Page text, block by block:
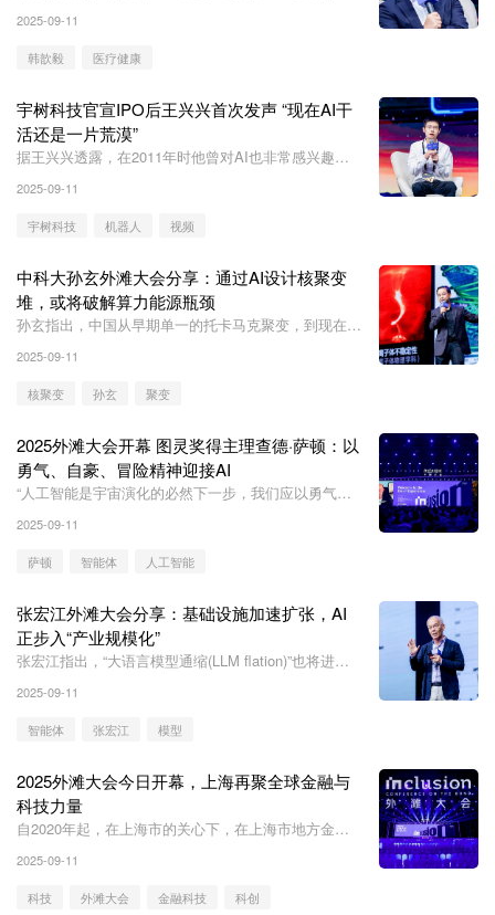
1.4亿，连接了全国超5000家医院、近100万真实医
生，并帮助超300个名医打造AI分身。
2025-09-11
韩歆毅 医疗健康
宇树科技官宣IPO后王兴兴首次发声 “现在AI干
活还是一片荒漠”
据王兴兴透露，在2011年时他曾对AI也非常感兴趣，
2025-09-11
宇树科技 机器人 视频
中科大孙玄外滩大会分享：通过AI设计核聚变
堆，或将破解算力能源瓶颈
孙玄指出，中国从早期单一的托卡马克聚变，到现在出
聚变领域已经取得众多突破。
2025-09-11
核聚变 孙玄 聚变
2025外滩大会开幕 图灵奖得主理查德·萨顿：以
勇气、自豪、冒险精神迎接AI
“人工智能是宇宙演化的必然下一步，我们应以勇气、
2025-09-11
萨顿 智能体 人工智能
张宏江外滩大会分享：基础设施加速扩张，AI
正步入“产业规模化”
张宏江指出，“大语言模型通缩(LLM flation)”也将进一
中快速下降，随着大模型性能的持续提升，使用成本会
不断降低。
2025-09-11
智能体 张宏江 模型
2025外滩大会今日开幕，上海再聚全球金融与
科技力量
自2020年起，在上海市的关心下，在上海市地方金融
会连续举办四届，已打造成为全球金融、科技和产业间
的高规格开放对话平台。
2025-09-11
科技 外滩大会 金融科技 科创